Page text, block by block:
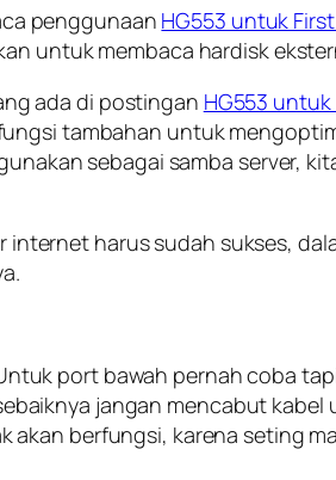
penggunaan HG553 untuk
untuk membaca hardisk
ada di postingan HG553
tambahan untuk
sebagai samba server,
harus sudah sukses,
port bawah pernah coba
jangan mencabut
berfungsi, karena seting